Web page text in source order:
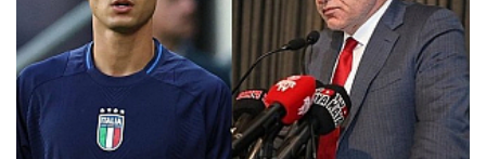
Vekil Mi? Asıl Mı?
Hakkı EMİROĞLU
Kahramanlar Böyle Doğar!...